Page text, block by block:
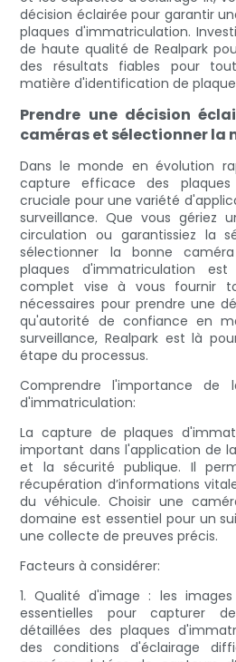
décision éclairée pour garantir
plaques d'immatriculation.
de haute qualité de Realpark
des résultats fiables pour
matière d'identification de
Prendre une décision
caméras et sélectionner la
Dans le monde en évolution
capture efficace des
cruciale pour une variété
surveillance. Que vous gériez
circulation ou garantissiez la
sélectionner la bonne
plaques d'immatriculation
complet vise à vous fournir
nécessaires pour prendre une
qu'autorité de confiance en
surveillance, Realpark est là
étape du processus.
Comprendre l'importance de
d'immatriculation:
La capture de plaques
important dans l'application de
et la sécurité publique. Il
récupération d’informations
du véhicule. Choisir une
domaine est essentiel pour un
une collecte de preuves précis.
Facteurs à considérer:
1. Qualité d'image : les
essentielles pour capturer
détaillées des plaques
des conditions d'éclairage